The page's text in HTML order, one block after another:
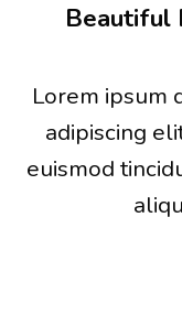
Beautiful
Lorem ipsum
adipiscing
euismod